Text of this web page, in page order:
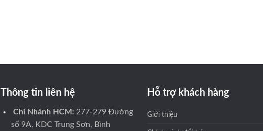
Thông tin liên hệ
Chi Nhánh HCM: 277-279 Đường
số 9A, KDC Trung Sơn, Bình
Hỗ trợ khách hàng
Giới thiệu